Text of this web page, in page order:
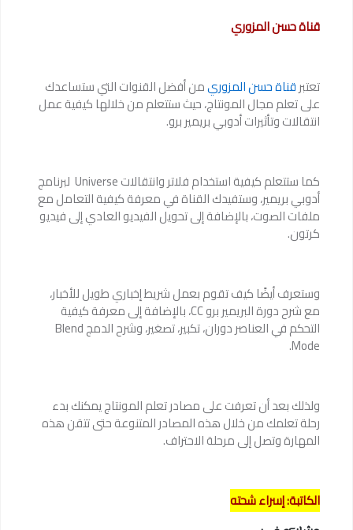
قناة حسن المزوري
تعتبرقناة حسن المزوريمن أفضل القنوات التي ستساعدك
على تعلم مجال المونتاج، حيث ستتعلم من خلالها كيفية عمل
انتقالات وتأثيرات أدوبي بريمير برو.
كما ستتعلم كيفية استخدام فلاتر وانتقالات Universe لبرنامج
أدوبي بريمير، وستفيدك القناة في معرفة كيفية التعامل مع
ملفات الصوت، بالإضافة إلى تحويل الفيديو العادي إلى فيديو
كرتون.
وستعرف أيضًا كيف تقوم بعمل شريط إخباري طويل للأخبار،
مع شرح دورة البريمير برو CC، بالإضافة إلى معرفة كيفية
التحكم في العناصر دوران، تكبير، تصغير، وشرح الدمج Blend
Mode.
ولذلك بعد أن تعرفت على مصادر تعلم المونتاج يمكنك بدء
رحلة تعلمك من خلال هذه المصادر المتنوعة حتى تتقن هذه
المهارة وتصل إلى مرحلة الاحتراف.
الكاتبة: إسراء شحته